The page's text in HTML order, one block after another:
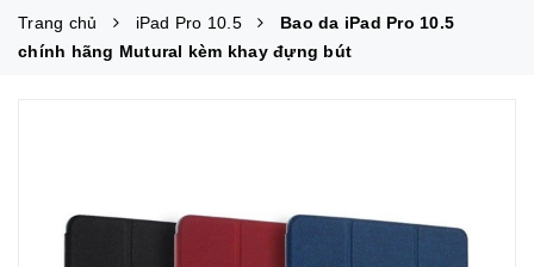
Trang chủ iPad Pro 10.5
Bao da iPad Pro 10.5
chính hãng Mutural kèm khay đựng bút